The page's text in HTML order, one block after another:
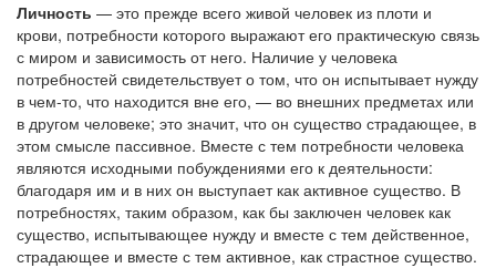
Личность — это прежде всего живой человек из плоти и
крови, потребности которого выражают его практическую связь
с миром и зависимость от него. Наличие у человека
потребностей свидетельствует о том, что он испытывает нужду
в чем-то, что находится вне его, — во внешних предметах или
в другом человеке; это значит, что он существо страдающее, в
этом смысле пассивное. Вместе с тем потребности человека
являются исходными побуждениями его к деятельности:
благодаря им и в них он выступает как активное существо. В
потребностях, таким образом, как бы заключен человек как
существо, испытывающее нужду и вместе с тем действенное,
страдающее и вместе с тем активное, как страстное существо.